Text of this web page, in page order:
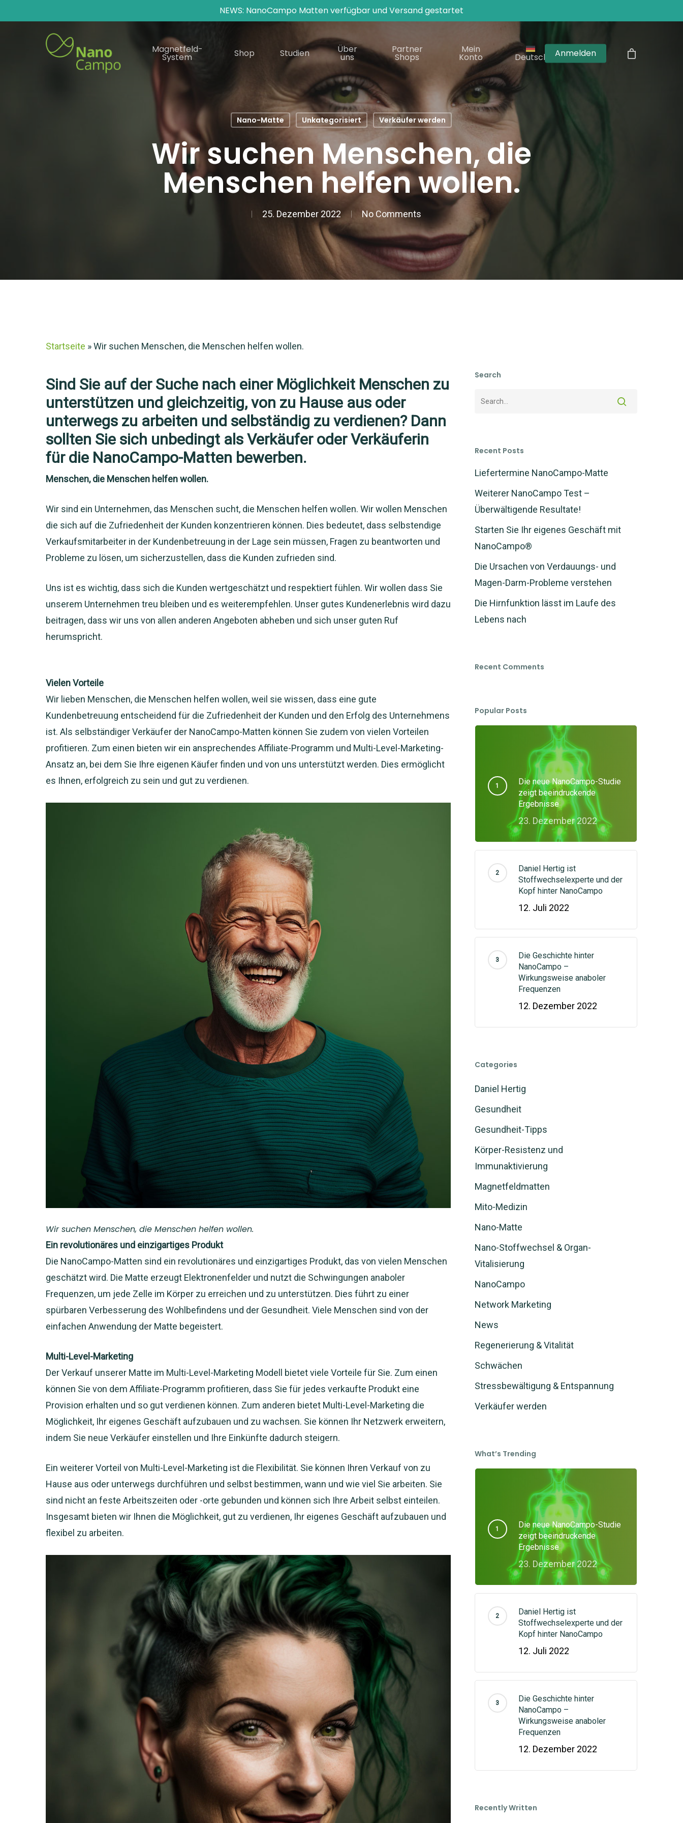
NEWS: NanoCampo Matten verfügbar und Versand gestartet
Magnetfeld-
System Shop Studien Über
uns
Partner
Shops
Mein
Konto Deutsch Anmelden
Nano-Matte Unkategorisiert Verkäufer werden
Wir suchen Menschen, die
Menschen helfen wollen.
25. Dezember 2022 No Comments
Startseite »Wir suchen Menschen, die Menschen helfen wollen.
Sind Sie auf der Suche nach einer Möglichkeit Menschen zu
unterstützen und gleichzeitig, von zu Hause aus oder
unterwegs zu arbeiten und selbständig zu verdienen? Dann
sollten Sie sich unbedingt als Verkäufer oder Verkäuferin
für die NanoCampo-Matten bewerben.
Menschen, die Menschen helfen wollen.
Wir sind ein Unternehmen, das Menschen sucht, die Menschen helfen wollen. Wir wollen Menschen
die sich auf die Zufriedenheit der Kunden konzentrieren können. Dies bedeutet, dass selbstendige
Verkaufsmitarbeiter in der Kundenbetreuung in der Lage sein müssen, Fragen zu beantworten und
Probleme zu lösen, um sicherzustellen, dass die Kunden zufrieden sind.
Uns ist es wichtig, dass sich die Kunden wertgeschätzt und respektiert fühlen. Wir wollen dass Sie
unserem Unternehmen treu bleiben und es weiterempfehlen. Unser gutes Kundenerlebnis wird dazu
beitragen, dass wir uns von allen anderen Angeboten abheben und sich unser guten Ruf
herumspricht.
Vielen Vorteile
Wir lieben Menschen, die Menschen helfen wollen, weil sie wissen, dass eine gute
Kundenbetreuung entscheidend für die Zufriedenheit der Kunden und den Erfolg des Unternehmens
ist. Als selbständiger Verkäufer der NanoCampo-Matten können Sie zudem von vielen Vorteilen
profitieren. Zum einen bieten wir ein ansprechendes Affiliate-Programm und Multi-Level-Marketing-
Ansatz an, bei dem Sie Ihre eigenen Käufer finden und von uns unterstützt werden. Dies ermöglicht
es Ihnen, erfolgreich zu sein und gut zu verdienen.
Wir suchen Menschen, die Menschen helfen wollen.
Ein revolutionäres und einzigartiges Produkt
Die NanoCampo-Matten sind ein revolutionäres und einzigartiges Produkt, das von vielen Menschen
geschätzt wird. Die Matte erzeugt Elektronenfelder und nutzt die Schwingungen anaboler
Frequenzen, um jede Zelle im Körper zu erreichen und zu unterstützen. Dies führt zu einer
spürbaren Verbesserung des Wohlbefindens und der Gesundheit. Viele Menschen sind von der
einfachen Anwendung der Matte begeistert.
Multi-Level-Marketing
Der Verkauf unserer Matte im Multi-Level-Marketing Modell bietet viele Vorteile für Sie. Zum einen
können Sie von dem Affiliate-Programm profitieren, dass Sie für jedes verkaufte Produkt eine
Provision erhalten und so gut verdienen können. Zum anderen bietet Multi-Level-Marketing die
Möglichkeit, Ihr eigenes Geschäft aufzubauen und zu wachsen. Sie können Ihr Netzwerk erweitern,
indem Sie neue Verkäufer einstellen und Ihre Einkünfte dadurch steigern.
Ein weiterer Vorteil von Multi-Level-Marketing ist die Flexibilität. Sie können Ihren Verkauf von zu
Hause aus oder unterwegs durchführen und selbst bestimmen, wann und wie viel Sie arbeiten. Sie
sind nicht an feste Arbeitszeiten oder -orte gebunden und können sich Ihre Arbeit selbst einteilen.
Insgesamt bieten wir Ihnen die Möglichkeit, gut zu verdienen, Ihr eigenes Geschäft aufzubauen und
flexibel zu arbeiten.
Search
Recent Posts
Liefertermine NanoCampo-Matte
Weiterer NanoCampo Test –
Überwältigende Resultate!
Starten Sie Ihr eigenes Geschäft mit
NanoCampo®
Die Ursachen von Verdauungs- und
Magen-Darm-Probleme verstehen
Die Hirnfunktion lässt im Laufe des
Lebens nach
Recent Comments
Popular Posts
Die neue NanoCampo-Studie
zeigt beeindruckende
Ergebnisse
23. Dezember 2022
Daniel Hertig ist
Stoffwechselexperte und der
Kopf hinter NanoCampo
12. Juli 2022
Die Geschichte hinter
NanoCampo –
Wirkungsweise anaboler
Frequenzen
12. Dezember 2022
Categories
Daniel Hertig
Gesundheit
Gesundheit-Tipps
Körper-Resistenz und
Immunaktivierung
Magnetfeldmatten
Mito-Medizin
Nano-Matte
Nano-Stoffwechsel & Organ-
Vitalisierung
NanoCampo
Network Marketing
News
Regenerierung & Vitalität
Schwächen
Stressbewältigung & Entspannung
Verkäufer werden
What’s Trending
Die neue NanoCampo-Studie
zeigt beeindruckende
Ergebnisse
23. Dezember 2022
Daniel Hertig ist
Stoffwechselexperte und der
Kopf hinter NanoCampo
12. Juli 2022
Die Geschichte hinter
NanoCampo –
Wirkungsweise anaboler
Frequenzen
12. Dezember 2022
Recently Written